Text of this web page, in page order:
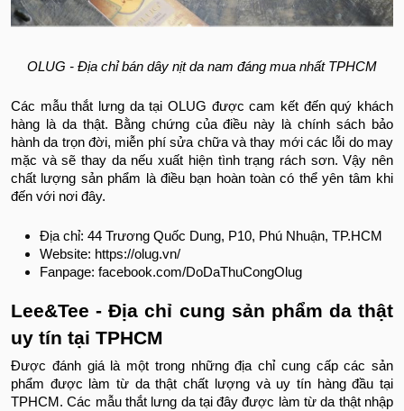
OLUG - Địa chỉ bán dây nịt da nam đáng mua nhất TPHCM
Các mẫu thắt lưng da tại OLUG được cam kết đến quý khách
hàng là da thật. Bằng chứng của điều này là chính sách bảo
hành da trọn đời, miễn phí sửa chữa và thay mới các lỗi do may
mặc và sẽ thay da nếu xuất hiện tình trạng rách sơn. Vậy nên
chất lượng sản phẩm là điều bạn hoàn toàn có thể yên tâm khi
đến với nơi đây.
Địa chỉ: 44 Trương Quốc Dung, P10, Phú Nhuận, TP.HCM
Website: https://olug.vn/
Fanpage: facebook.com/DoDaThuCongOlug
Lee&Tee - Địa chỉ cung sản phẩm da thật
uy tín tại TPHCM
Được đánh giá là một trong những địa chỉ cung cấp các sản
phẩm được làm từ da thật chất lượng và uy tín hàng đầu tại
TPHCM. Các mẫu thắt lưng da tại đây được làm từ da thật nhập